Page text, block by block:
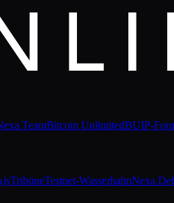
TeamBitcoin UnlimitedBUIP-
TribüneTestnet-WasserhahnNexa